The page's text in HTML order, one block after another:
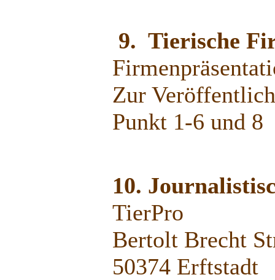
9. Tierische
Zur
Punkt 1-6 und 8
10.
TierPro
Bertolt Brecht
50374 Erftstadt